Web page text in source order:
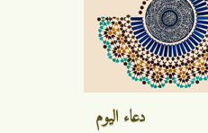
دعاء اليوم